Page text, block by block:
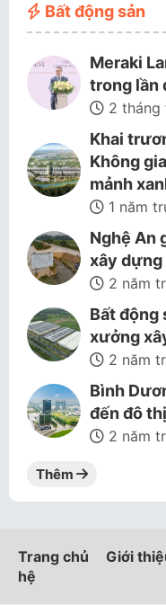
Bất động sản
Meraki
trong lần
2 tháng
Khai
Không
mảnh
1 năm
Nghệ An
xây dựng
2 năm
Bất động
xưởng
2 năm
Bình
đến đô
2 năm
Thêm
Trang chủ Giới
hệ